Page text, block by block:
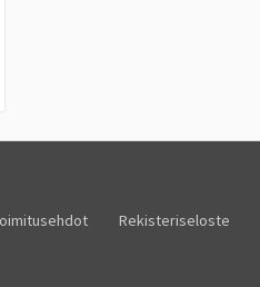
Rekisteriseloste